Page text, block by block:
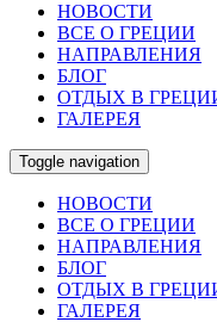
НОВОСТИ
ВСЕ О ГРЕЦИИ
НАПРАВЛЕНИЯ
БЛОГ
ОТДЫХ В
ГАЛЕРЕЯ
Toggle navigation
НОВОСТИ
ВСЕ О ГРЕЦИИ
НАПРАВЛЕНИЯ
БЛОГ
ОТДЫХ В
ГАЛЕРЕЯ